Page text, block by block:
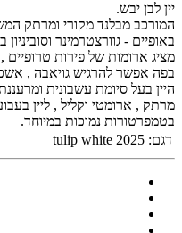
יין לבן יבש.
המורכב מבלנד מקורי ומרתק
באופיים - גוורצטרמינר וסוביניון
מציג ארומות של פירות טרופיים
בפה אפשר להרגיש גויאבה ,
היין בעל סיומת עשבונית
מרתק , ארומטי וקליל , ליין
בטמפרטורות נמוכות במיוחד.
דגם: tulip white 2025